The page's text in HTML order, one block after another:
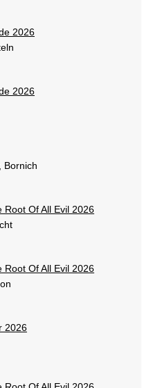
2026
2026
Bornich
Root Of All Evil 2026
Root Of All Evil 2026
2026